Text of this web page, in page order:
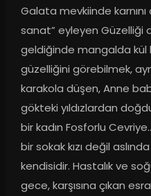
Galata mevkiinde
sanat” eyleyen Güzelliği
geldiğinde mangalda kül
güzelliğini görebilmek,
karakola düşen, Anne
gökteki yıldızlardan
bir kadın Fosforlu
bir sokak kızı değil
kendisidir. Hastalık ve
gece, karşısına çıkan